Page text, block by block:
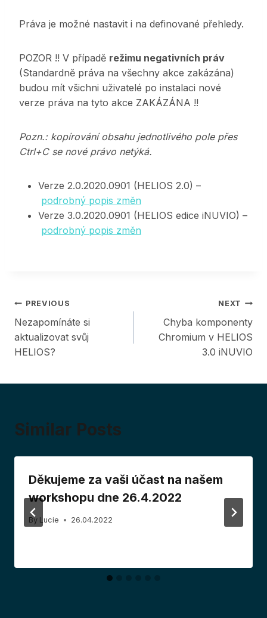
Práva je možné nastavit i na definované přehledy.
POZOR !! V případě režimu negativních práv
(Standardně práva na všechny akce zakázána)
budou mít všichni uživatelé po instalaci nové
verze práva na tyto akce ZAKÁZÁNA !!
Pozn.: kopírování obsahu jednotlivého pole přes
Ctrl+C se nové právo netýká.
Verze 2.0.2020.0901 (HELIOS 2.0) –
podrobný popis změn
Verze 3.0.2020.0901 (HELIOS edice iNUVIO) –
podrobný popis změn
Post
navigation
PREVIOUS
Nezapomínáte si
aktualizovat svůj
HELIOS?
NEXT
Chyba komponenty
Chromium v HELIOS
3.0 iNUVIO
Similar Posts
Děkujeme za vaši účast na našem
workshopu dne 26.4.2022
By Lucie 26.04.2022